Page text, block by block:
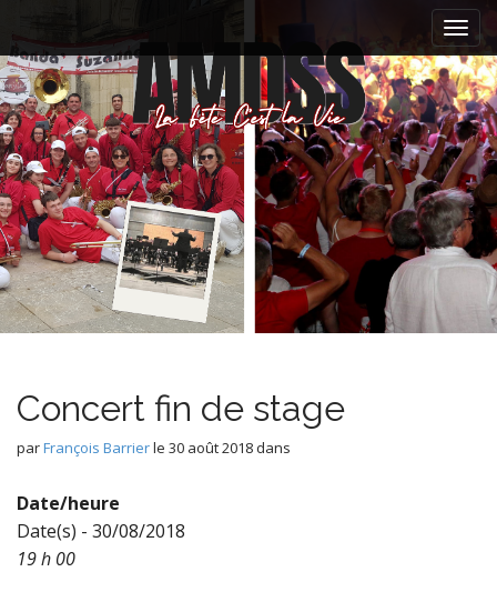
a
i
n
m
e
n
u
i
p
t
o
c
o
n
t
e
n
t
Concert fin de stage
parFrançois Barrierle 30 août 2018dans
Date/heure
Date(s) - 30/08/2018
19 h 00